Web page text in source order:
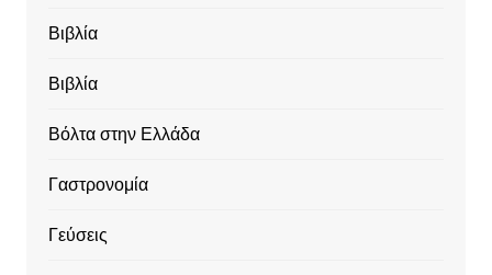
Βιβλία
Βιβλία
Βόλτα στην Ελλάδα
Γαστρονομία
Γεύσεις